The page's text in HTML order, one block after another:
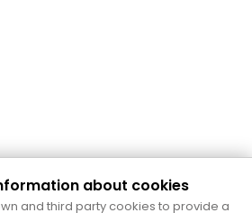
Mataró
about cookies
and third party cookies to provide a